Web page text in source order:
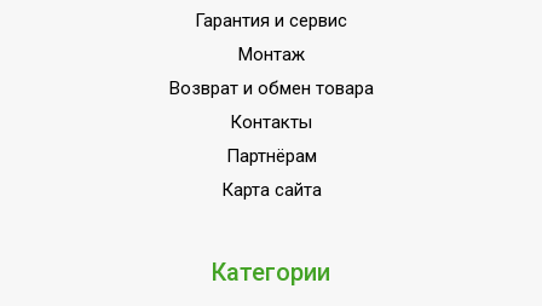
производительность
4.1 кВт
Макс. расход воздуха
600 м3/час
Гарантия и сервис
Монтаж
Возврат и обмен товара
Контакты
Партнёрам
Карта сайта
Категории